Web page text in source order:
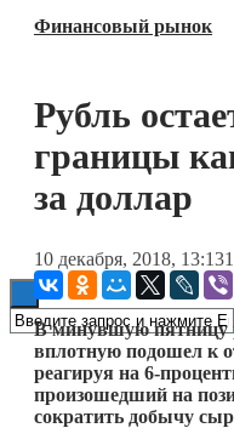
Блокчейн
Технологии
Финансовый рынок
Рубль
границы
за доллар
10 декабря, 2018, 13:13
В минувшую пятницу
вплотную подошел к
реагируя на 6-
произошедший на
сократить добычу